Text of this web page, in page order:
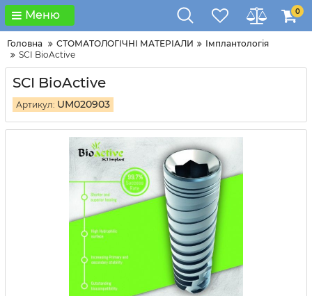
Меню 0
Головна СТОМАТОЛОГІЧНІ МАТЕРІАЛИ
Імплантологія
SCI BioActive
SCI BioActive
Артикул: UM020903